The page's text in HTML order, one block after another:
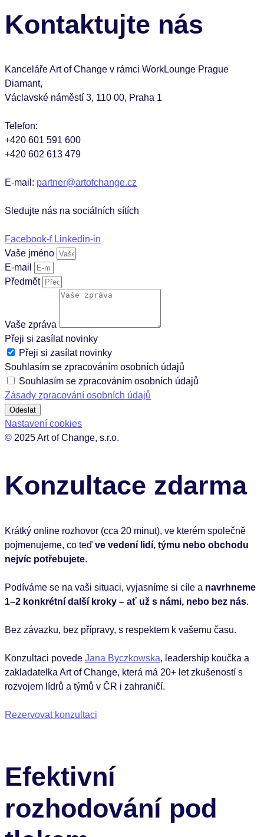
Kontaktujte nás
Kanceláře Art of Change v rámci WorkLounge Prague
Diamant,
Václavské náměstí 3, 110 00, Praha 1
Telefon:
+420 601 591 600
+420 602 613 479
E-mail: partner@artofchange.cz
Sledujte nás na sociálních sítích
Facebook-f Linkedin-in
Vaše jméno
E-mail
Předmět
Vaše zpráva
Přeji si zasílat novinky
Přeji si zasílat novinky
Souhlasím se zpracováním osobních údajů
Souhlasím se zpracováním osobních údajů
Zásady zpracování osobních údajů
Odeslat
Nastavení cookies
© 2025 Art of Change, s.r.o.
Konzultace zdarma
Krátký online rozhovor (cca 20 minut), ve kterém společně
pojmenujeme, co teď ve vedení lidí, týmu nebo obchodu
nejvíc potřebujete.
Podíváme se na vaši situaci, vyjasníme si cíle a navrhneme
1–2 konkrétní další kroky – ať už s námi, nebo bez nás.
Bez závazku, bez přípravy, s respektem k vašemu času.
Konzultaci povede Jana Byczkowska, leadership koučka a
zakladatelka Art of Change, která má 20+ let zkušeností s
rozvojem lídrů a týmů v ČR i zahraničí.
Rezervovat konzultaci
Efektivní
rozhodování pod